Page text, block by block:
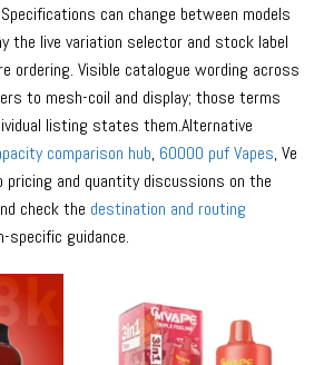
can change between models
the live variation selector and stock label
ordering. Visible catalogue wording across
to mesh-coil and display; those terms
listing states them.Alternative
comparison hub, 60000 puf Vapes, Ve
pricing and quantity discussions on the
check the destination and routing
specific guidance.